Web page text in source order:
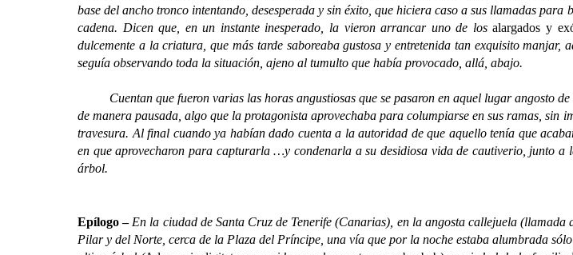
base del ancho tronco intentando, desesperada y sin éxito, que hiciera caso a sus llamadas
cadena. Dicen que, en un instante inesperado, la vieron arrancar uno de losalargados y
dulcemente a la criatura, que más tarde saboreaba gustosa y entretenida tan exquisito
seguía observando toda la situación, ajeno al tumulto que había provocado, allá, abajo.
Cuentan que fueron varias las horas angustiosas que se pasaron en aquel lugar angosto
de manera pausada, algo que la protagonista aprovechaba para columpiarse en sus ramas,
travesura. Al final cuando ya habían dado cuenta a la autoridad de que aquello tenía que
en que aprovecharon para capturarla …y condenarla a su desidiosa vida de cautiverio, junto
árbol.
Epílogo –En la ciudad de Santa Cruz de Tenerife (Canarias), en la angosta callejuela (llamada
Pilar y del Norte, cerca de la Plaza del Príncipe, una vía que por la noche estaba alumbrada